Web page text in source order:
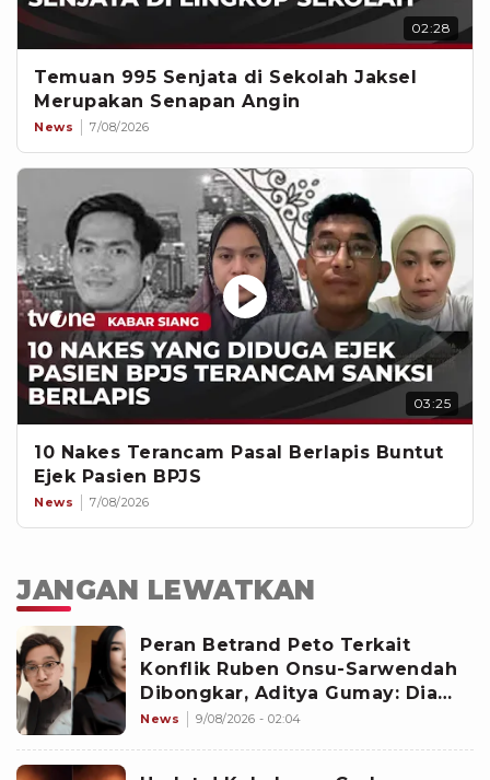
02:28
Temuan 995 Senjata di Sekolah Jaksel
Merupakan Senapan Angin
News 7/08/2026
03:25
10 Nakes Terancam Pasal Berlapis Buntut
Ejek Pasien BPJS
News 7/08/2026
JANGAN LEWATKAN
Peran Betrand Peto Terkait
Konflik Ruben Onsu-Sarwendah
Dibongkar, Aditya Gumay: Dia
Pemegang Kartu
News 9/08/2026 - 02:04